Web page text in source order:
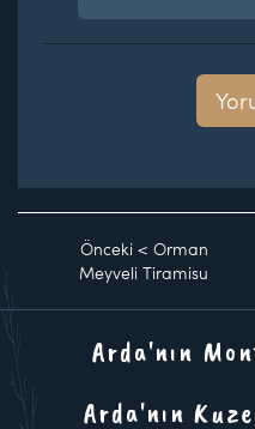
Önceki < Orman
Meyveli Tiramisu
Arda'nın
Arda'nın